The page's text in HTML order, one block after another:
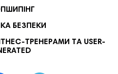
БЕЗПЕКИ
ТРЕНЕРАМИ ТА USER-